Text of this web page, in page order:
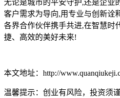
无论是城市的平安守护,还是企业
客户需求为导向,用专业与创新诠
各界合作伙伴携手共进,在智慧时
捷、高效的美好未来!
本文地址：http://
温馨提示：创业有风险，投资须